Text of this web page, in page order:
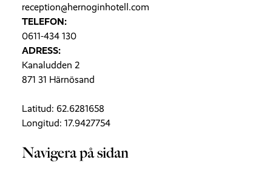
reception@hernoginhotell.com
TELEFON:
0611-434 130
ADRESS:
Kanaludden 2
871 31 Härnösand
Latitud: 62.6281658
Longitud: 17.9427754
Navigera på sidan